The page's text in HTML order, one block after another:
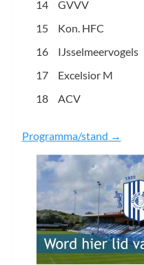
14
GVVV
15
Kon. HFC
16
IJsselmeervogels
17
Excelsior M
18
ACV
Programma/stand →